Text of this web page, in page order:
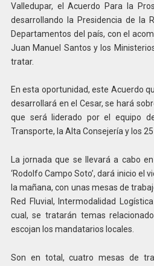
Valledupar, el Acuerdo Para la
desarrollando la Presidencia de la
Departamentos del país, con el
Juan Manuel Santos y los
tratar.
En esta oportunidad, este Acuerdo
desarrollará en el Cesar, se hará
que será liderado por el equipo
Transporte, la Alta Consejería y los
La jornada que se llevará a cabo
‘Rodolfo Campo Soto’, dará inicio el
la mañana, con unas mesas de
Red Fluvial, Intermodalidad
cual, se tratarán temas
escojan los mandatarios locales.
Son en total, cuatro mesas de